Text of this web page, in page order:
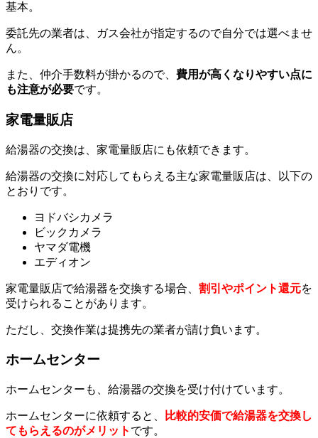
基本。
委託先の業者は、ガス会社が指定するので自分では選べませ
ん。
また、仲介手数料が掛かるので、 費用が高くなりやすい点に
も注意が必要です。
家電量販店
給湯器の交換は、家電量販店にも依頼できます。
給湯器の交換に対応してもらえる主な家電量販店は、以下の
とおりです。
ヨドバシカメラ
ビックカメラ
ヤマダ電機
エディオン
家電量販店で給湯器を交換する場合、 割引やポイント還元を
受けられることがあります。
ただし、交換作業は提携先の業者が請け負います。
ホームセンター
ホームセンターも、給湯器の交換を受け付けています。
ホームセンターに依頼すると、
比較的安価で給湯器を交換し
てもらえるのがメリット です。